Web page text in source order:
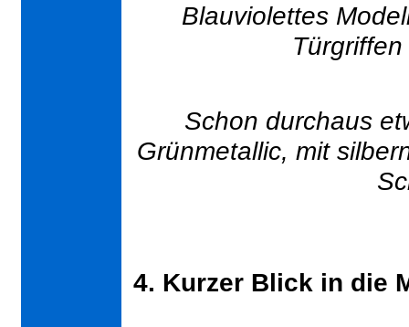
Blauviolettes
Schon durchaus
Grünmetallic, mit
4. Kurzer Blick in die